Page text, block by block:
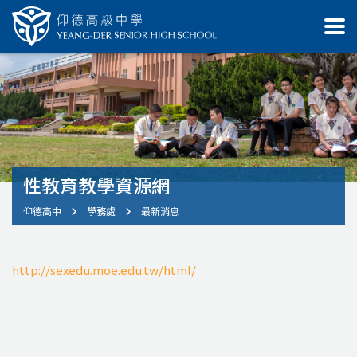
性教育教學資源網
仰德高中 學務處 最新消息
http://sexedu.moe.edu.tw/html/